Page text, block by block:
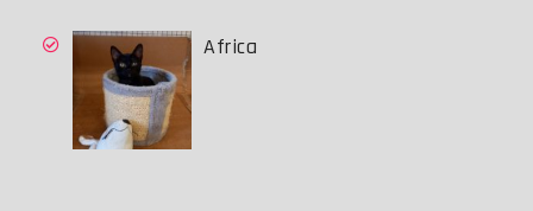
Africa